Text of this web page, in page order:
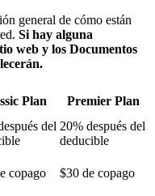
general de cómo están
Si hay alguna
web y los Documentos
Plan Premier Plan
del 20% después del
deducible
copago $30 de copago